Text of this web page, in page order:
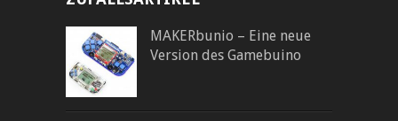
MAKERbunio – Eine neue
Version des Gamebuino